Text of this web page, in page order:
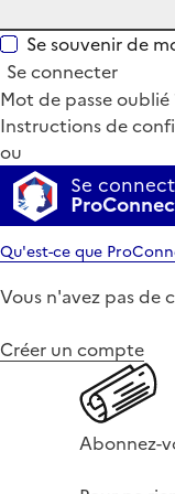
Se souvenir de
Se connecter
Mot de passe oublié
Instructions de
ou
Se
Qu'est-ce que
Vous n'avez pas de
Créer un compte
Abonnez-